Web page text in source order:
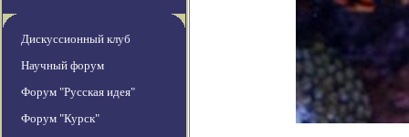
Дискуссионный клуб
Научный форум
Форум "Русская идея"
Форум "Курск"